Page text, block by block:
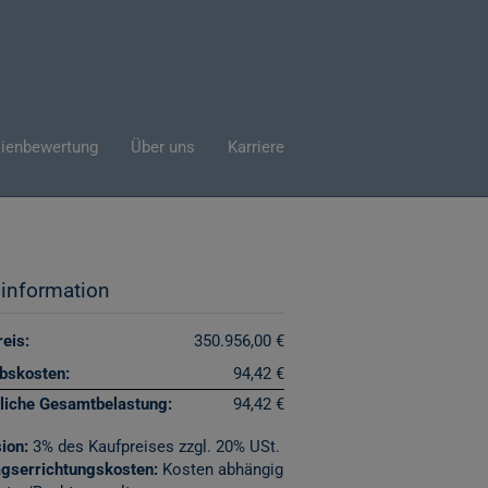
Über uns Karriere
350.956,00 €
94,42 €
Gesamtbelastung:
94,42 €
3% des Kaufpreises zzgl. 20% USt.
Kosten abhängig